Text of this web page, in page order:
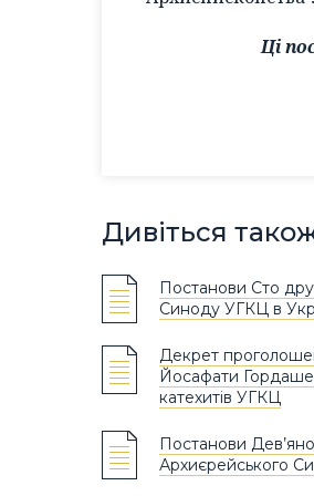
Ці
Дивіться
Постанови Сто
Синоду УГКЦ в
Декрет
Йосафати
катехитів УГКЦ
Постанови
Архиєрейського